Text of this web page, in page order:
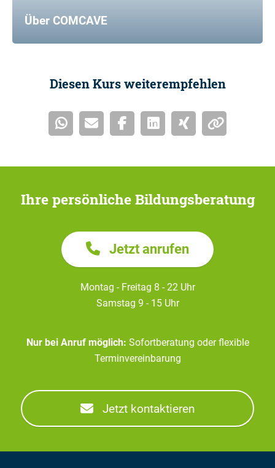
Über COMCAVE
Diesen Kurs weiterempfehlen
Ihre persönliche Bildungsberatung
Jetzt anrufen
Montag - Freitag 8 - 22 Uhr
Samstag 9 - 15 Uhr
Nur bei Anruf möglich: Sofortberatung oder flexible
Terminvereinbarung
Jetzt kontaktieren